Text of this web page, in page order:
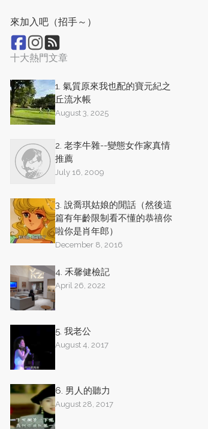
來加入吧（招手～）
十大熱門文章
1. 氣質原來我也配的寶元紀之
丘流水帳
August 3, 2025
2. 老李牛雜--變態女作家真情
推薦
July 16, 2009
3. 說喬琪姑娘的閒話（然後這
篇有年齡限制看不懂的恭禧你
啦你是肖年郎）
December 8, 2016
4. 禾馨健檢記
April 26, 2022
5. 我老公
August 4, 2017
6. 男人的聽力
August 28, 2017